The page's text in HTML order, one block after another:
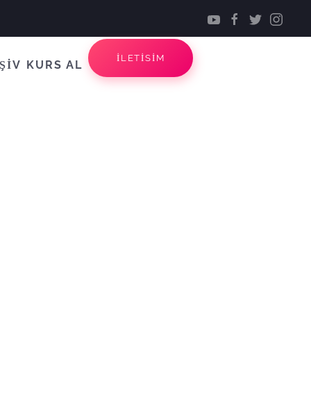
KURS AL
İLETİSİM